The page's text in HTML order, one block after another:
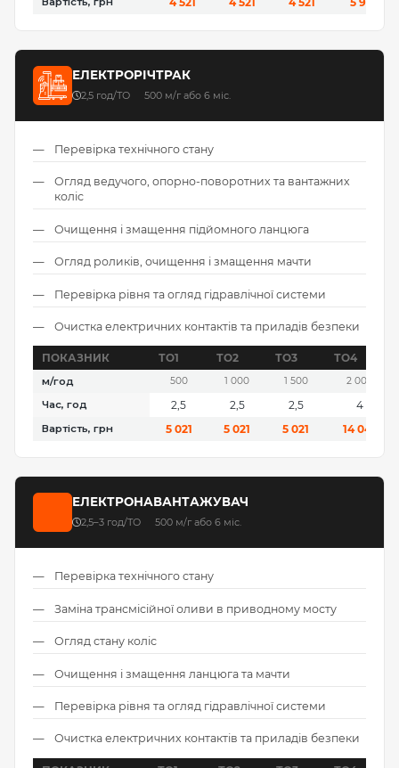
ЕЛЕКТРОРІЧТРАК
2,5 год/ТО 500 м/г або 6 міс.
Перевірка технічного стану
Огляд ведучого, опорно-поворотних та вантажних
коліс
Очищення і змащення підйомного ланцюга
Огляд роликів, очищення і змащення мачти
Перевірка рівня та огляд гідравлічної системи
Очистка електричних контактів та приладів безпеки
ПОКАЗНИК ТО1 ТО2 ТО3 ТО4
м/год 500 1 000 1 500 2 000
Час, год 2,5 2,5 2,5 4
Вартість, грн 5 021 5 021 5 021 14 045
ЕЛЕКТРОНАВАНТАЖУВАЧ
2,5–3 год/ТО 500 м/г або 6 міс.
Перевірка технічного стану
Заміна трансмісійної оливи в приводному мосту
Огляд стану коліс
Очищення і змащення ланцюга та мачти
Перевірка рівня та огляд гідравлічної системи
Очистка електричних контактів та приладів безпеки